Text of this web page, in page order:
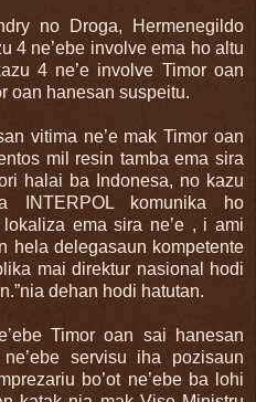
no Droga, Hermenegildo
4 ne’ebe involve ema ho altu
4 ne’e involve Timor oan
oan hanesan suspeitu.
vitima ne’e mak Timor oan
mil resin tamba ema sira
halai ba Indonesa, no kazu
INTERPOL komunika ho
ema sira ne’e , i ami
hela delegasaun kompetente
mai direktur nasional hodi
dehan hodi hatutan.
Timor oan sai hanesan
servisu iha pozisaun
bo’ot ne’ebe ba lohi